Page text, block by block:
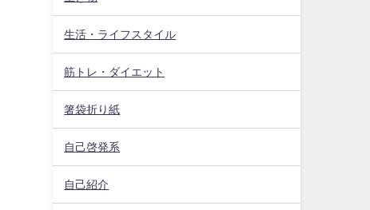
生活・ライフスタイル
筋トレ・ダイエット
箸袋折り紙
自己啓発系
自己紹介